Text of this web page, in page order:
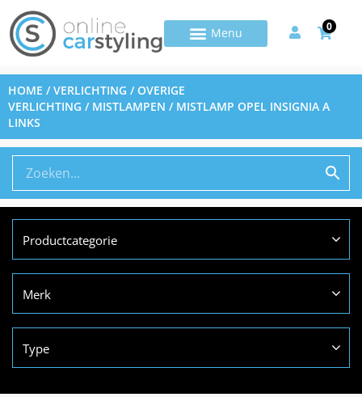
0
HOME /VERLICHTING /OVERIGE
VERLICHTING / MISTLAMPEN / MISTLAMP OPEL INSIGNIA A
LINKS
Productcategorie
Merk
Type